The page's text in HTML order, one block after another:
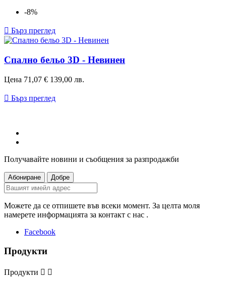
-8%
 Бърз преглед
Спално бельо 3D - Невинен
Цена 71,07 € 139,00 лв.
 Бърз преглед
Получавайте новини и съобщения за разпродажби
Можете да се отпишете във всеки момент. За целта моля
намерете информацията за контакт с нас .
Facebook
Продукти
Продукти  